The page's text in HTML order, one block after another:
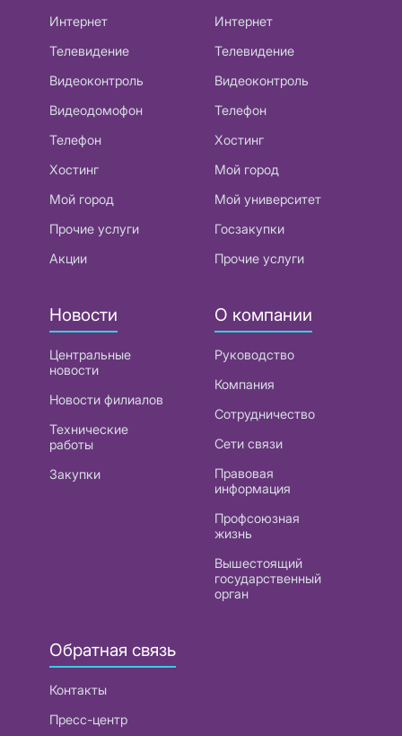
Интернет
Телевидение
Видеоконтроль
Видеодомофон
Телефон
Хостинг
Мой город
Прочие услуги
Акции
Интернет
Телевидение
Видеоконтроль
Телефон
Хостинг
Мой город
Мой университет
Госзакупки
Прочие услуги
Новости
Центральные
новости
Новости филиалов
Технические
работы
Закупки
О компании
Руководство
Компания
Сотрудничество
Сети связи
Правовая
информация
Профсоюзная
жизнь
Вышестоящий
государственный
орган
Обратная связь
Контакты
Пресс-центр